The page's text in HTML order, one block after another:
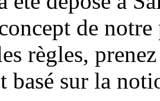
de
règles,
basé sur la